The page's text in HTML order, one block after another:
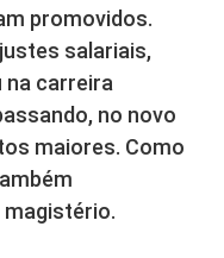
promovidos.
salariais,
na carreira
no novo
maiores. Como